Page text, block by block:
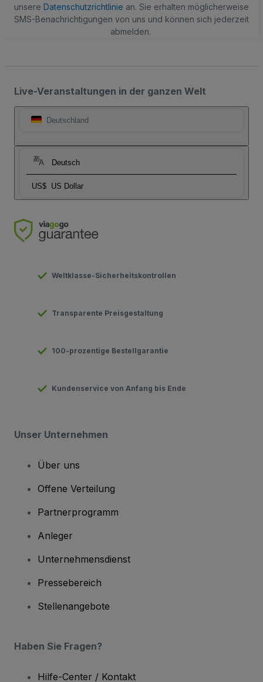
unsere Datenschutzrichtlinie an. Sie erhalten möglicherweise
SMS-Benachrichtigungen von uns und können sich jederzeit
abmelden.
Live-Veranstaltungen in der ganzen Welt
Deutschland
Deutsch
US$ US Dollar
Weltklasse-Sicherheitskontrollen
Transparente Preisgestaltung
100-prozentige Bestellgarantie
Kundenservice von Anfang bis Ende
Unser Unternehmen
Über uns
Offene Verteilung
Partnerprogramm
Anleger
Unternehmensdienst
Pressebereich
Stellenangebote
Haben Sie Fragen?
Hilfe-Center / Kontakt